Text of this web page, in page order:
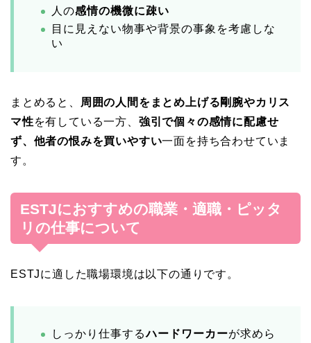
人の感情の機微に疎い
目に見えない物事や背景の事象を考慮しな
い
まとめると、
周囲の人間をまとめ上げる剛腕やカリス
マ性を有している一方、 強引で個々の感情に配慮せ
ず、他者の恨みを買いやすい一面を持ち合わせていま
す。
ESTJにおすすめの職業・適職・ピッタ
リの仕事について
ESTJに適した職場環境は以下の通りです。
しっかり仕事するハードワーカーが求めら